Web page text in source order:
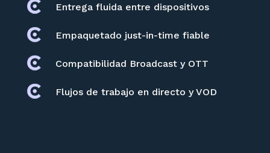
Entrega fluida entre dispositivos
Empaquetado just-in-time fiable
Compatibilidad Broadcast y OTT
Flujos de trabajo en directo y VOD